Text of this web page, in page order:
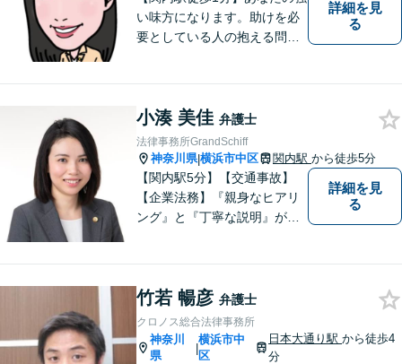
い味方になります。助けを必
要としている人の抱える問題
でいます。ぜひお気軽にご相
談ください。
詳細を見
る
小湊 美佳 弁護士
法律事務所GrandSchiff
神奈川県|横浜市中区 関内駅 から徒歩5分
【関内駅5分】【交通事故】
【企業法務】『親身なヒアリ
ング』と『丁寧な説明』がモ
頼者様が安心して将来を過ご
せるようになるための支援を
いたします。
詳細を見
る
竹若 暢彦 弁護士
クロノス総合法律事務所
神奈川
県
|
横浜市中
区
日本大通り駅から徒歩4
分